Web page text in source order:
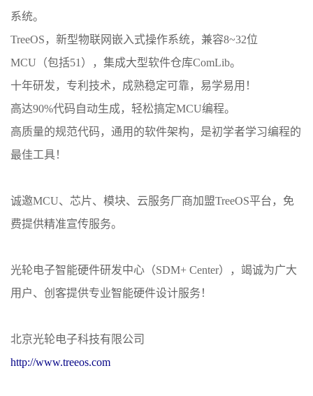
系统。
TreeOS，新型物联网嵌入式操作系统，兼容8~32位
MCU（包括51），集成大型软件仓库ComLib。
十年研发，专利技术，成熟稳定可靠，易学易用！
高达90%代码自动生成，轻松搞定MCU编程。
高质量的规范代码，通用的软件架构，是初学者学习编程的
最佳工具！
诚邀MCU、芯片、模块、云服务厂商加盟TreeOS平台，免
费提供精准宣传服务。
光轮电子智能硬件研发中心（SDM+ Center），竭诚为广大
用户、创客提供专业智能硬件设计服务！
北京光轮电子科技有限公司
http://www.treeos.com